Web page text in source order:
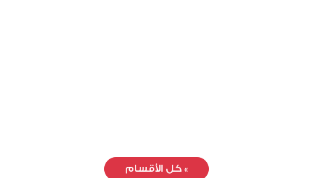
» كل الأقسام